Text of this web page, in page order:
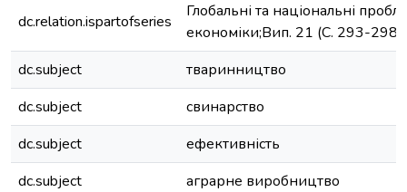
dc.relation.ispartofseries
Глобальні та національні
економіки;Вип. 21 (С. 293-298)
dc.subject
тваринництво
dc.subject
свинарство
dc.subject
ефективність
dc.subject
аграрне виробництво